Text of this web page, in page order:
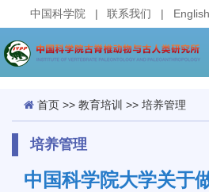
中国科学院 | 联系我们 | English
首页 >> 教育培训 >> 培养管理
培养管理
中国科学院大学关于